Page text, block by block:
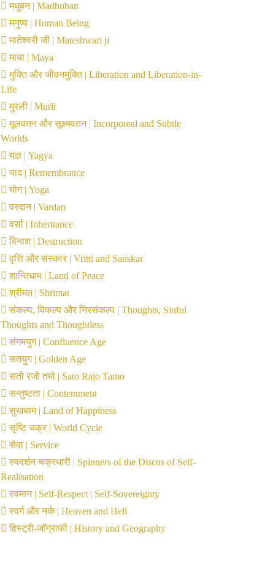
मधुबन | Madhuban
मनुष्य | Human Being
मातेश्वरी जी | Mateshwari ji
माया | Maya
मुक्ति और जीवनमुक्ति | Liberation and Liberation-in-
Life
मुरली | Murli
मूलवतन और सूक्ष्मवतन | Incorporeal and Subtle
Worlds
यज्ञ | Yagya
याद | Remembrance
योग | Yoga
वरदान | Vardan
वर्सा | Inheritance
विनाश | Destruction
वृत्ति और संस्कार | Vritti and Sanskar
शान्तिधाम | Land of Peace
श्रीमत | Shrimat
संकल्प, विकल्प और निरसंकल्प | Thoughts, Sinful
Thoughts and Thoughtless
संगमयुग | Confluence Age
सतयुग | Golden Age
सतो रजो तमो | Sato Rajo Tamo
सन्तुष्टता | Contentment
सुखधाम | Land of Happiness
सृष्टि चक्र | World Cycle
सेवा | Service
स्वदर्शन चक्रधारी | Spinners of the Discus of Self-
Realisation
स्वमान | Self-Respect | Self-Sovereignty
स्वर्ग और नर्क | Heaven and Hell
हिस्ट्री-जॉग्राफी | History and Geography